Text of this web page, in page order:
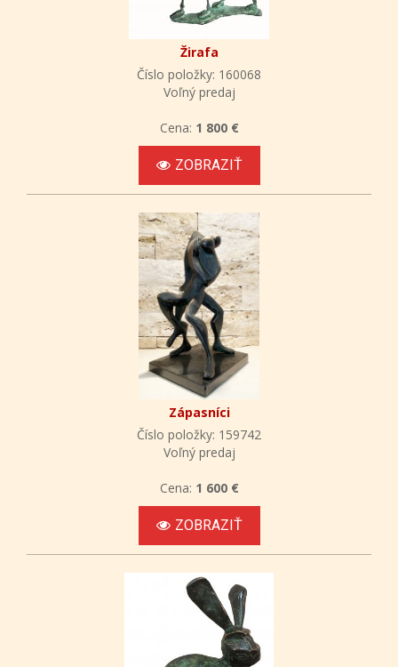
Žirafa
Číslo položky: 160068
Voľný predaj
Cena: 1 800 €
ZOBRAZIŤ
Zápasníci
Číslo položky: 159742
Voľný predaj
Cena: 1 600 €
ZOBRAZIŤ